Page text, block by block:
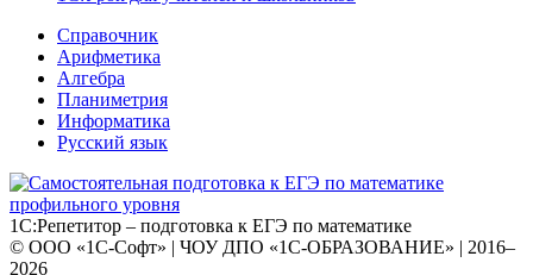
Справочник
Арифметика
Алгебра
Планиметрия
Информатика
Русский язык
1С:Репетитор – подготовка к ЕГЭ по математике
© ООО «1С-Софт» | ЧОУ ДПО «1С-ОБРАЗОВАНИЕ» | 2016–
2026